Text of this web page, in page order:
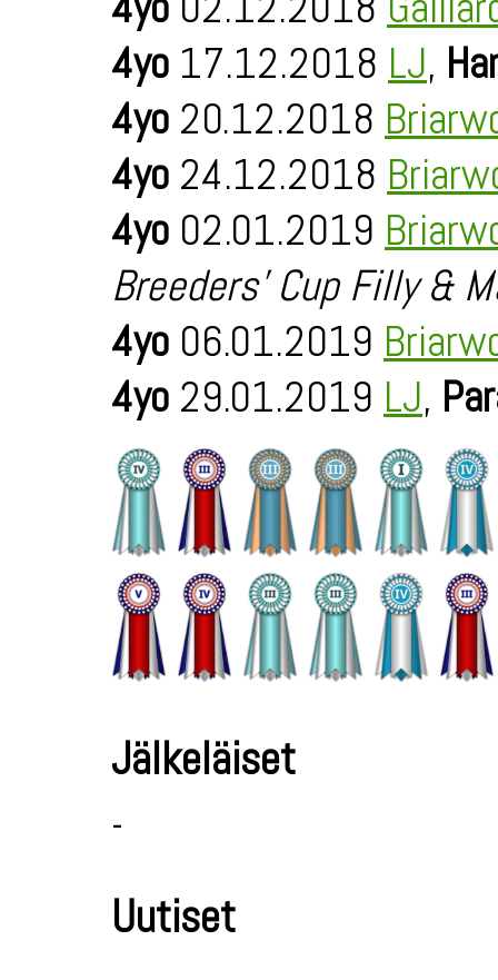
4yo 17.12.2018 LJ,
4yo 20.12.2018
4yo 24.12.2018
4yo 02.01.2019
Breeders' Cup Filly &
4yo 06.01.2019
4yo 29.01.2019 LJ,
Jälkeläiset
-
Uutiset